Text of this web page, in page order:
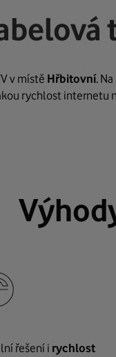
v místě Hřbitovní.
rychlost internetu
řešení i rychlost